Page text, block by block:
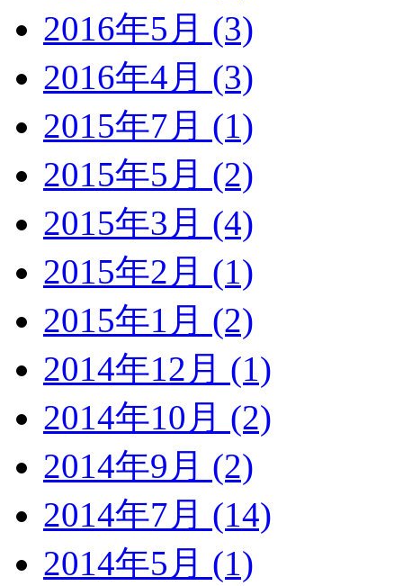
2016年5月 (3)
2016年4月 (3)
2015年7月 (1)
2015年5月 (2)
2015年3月 (4)
2015年2月 (1)
2015年1月 (2)
2014年12月 (1)
2014年10月 (2)
2014年9月 (2)
2014年7月 (14)
2014年5月 (1)